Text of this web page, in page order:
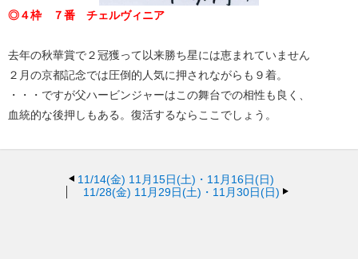
◎４枠 ７番 チェルヴィニア
去年の秋華賞で２冠獲って以来勝ち星には恵まれていません
２月の京都記念では圧倒的人気に押されながらも９着。
・・・ですが父ハービンジャーはこの舞台での相性も良く、
血統的な後押しもある。復活するならここでしょう。
11/14(金) 11月15日(土)・11月16日(日)
11/28(金) 11月29日(土)・11月30日(日)